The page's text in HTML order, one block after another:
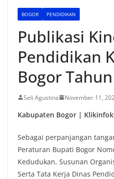
BOGOR PENDIDIKAN
Publikasi
Pendidikan
Bogor
Seli Agustina November 11,
Kabupaten Bogor |
Sebagai perpanjangan
Peraturan Bupati Bogor
Kedudukan, Susunan
Serta Tata Kerja Dinas